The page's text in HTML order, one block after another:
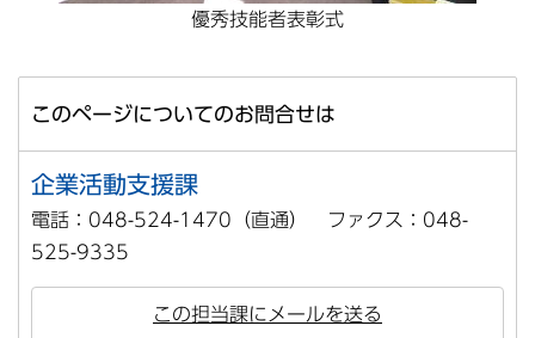
優秀技能者表彰式
このページについてのお問合せは
企業活動支援課
電話：048-524-1470（直通） ファクス：048-
525-9335
この担当課にメールを送る